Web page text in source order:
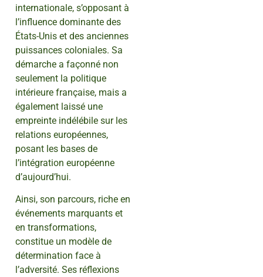
internationale, s’opposant à
l’influence dominante des
États-Unis et des anciennes
puissances coloniales. Sa
démarche a façonné non
seulement la politique
intérieure française, mais a
également laissé une
empreinte indélébile sur les
relations européennes,
posant les bases de
l’intégration européenne
d’aujourd’hui.
Ainsi, son parcours, riche en
événements marquants et
en transformations,
constitue un modèle de
détermination face à
l’adversité. Ses réflexions